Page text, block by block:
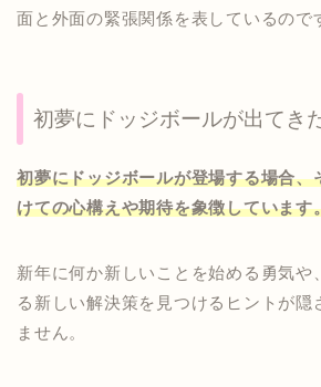
面と外面の緊張関係を表しているので
初夢にドッジボールが出てき
初夢にドッジボールが登場する場合、
けての心構えや期待を象徴しています
新年に何か新しいことを始める勇気や
る新しい解決策を見つけるヒントが隠
ません。